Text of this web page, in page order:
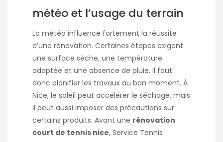
météo et l’usage du terrain
La météo influence fortement la réussite
d’une rénovation. Certaines étapes exigent
une surface sèche, une température
adaptée et une absence de pluie. Il faut
donc planifier les travaux au bon moment. À
Nice, le soleil peut accélérer le séchage, mais
il peut aussi imposer des précautions sur
certains produits. Avant une rénovation
court de tennis nice, Service Tennis